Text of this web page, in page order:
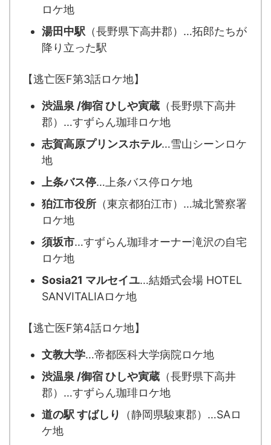
ロケ地
湯田中駅 （長野県下高井郡）…拓郎たちが
降り立った駅
【逃亡医F第3話ロケ地】
渋温泉 /御宿 ひしや寅蔵 （長野県下高井
郡）…すずらん珈琲ロケ地
志賀高原プリンスホテル…雪山シーンロケ
地
上条バス停…上条バス停ロケ地
狛江市役所 （東京都狛江市）…城北警察署
ロケ地
須坂市…すずらん珈琲オーナー滝沢の自宅
ロケ地
Sosia21 マルセイユ…結婚式会場 HOTEL
SANVITALIAロケ地
【逃亡医F第4話ロケ地】
文教大学…帝都医科大学病院ロケ地
渋温泉 /御宿 ひしや寅蔵 （長野県下高井
郡）…すずらん珈琲ロケ地
道の駅 すばしり
（静岡県駿東郡）…SAロ
ケ地